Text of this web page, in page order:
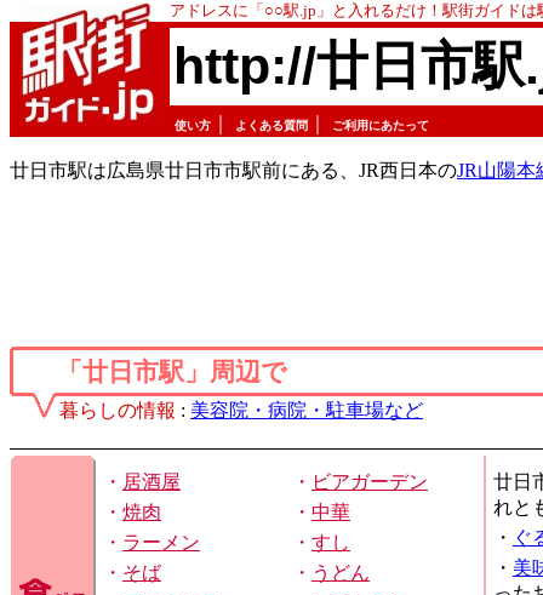
アドレスに「○○駅.jp」と入れるだけ！駅街ガイド
http://廿日市駅
使い方 よくある質問 ご利用にあたって
廿日市駅は広島県廿日市市駅前にある、JR西日本のJR山陽本
「廿日市駅」周辺で
暮らしの情報 : 美容院・病院・駐車場など
・ 居酒屋 ・ ビアガーデン
・ 焼肉 ・ 中華
・ ラーメン ・ すし
・ そば ・ うどん
廿日
れと
・ ぐ
・ 美